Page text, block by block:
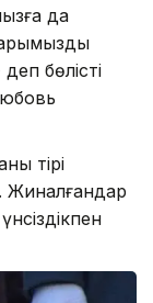
да
бөлісті
тірі
Жиналғандар